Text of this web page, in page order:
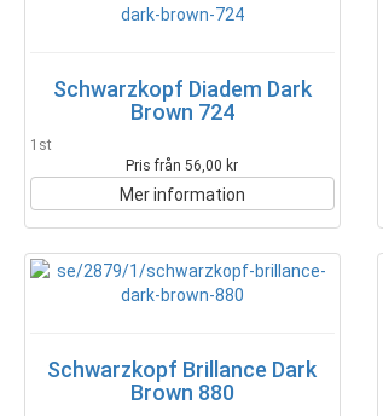
Schwarzkopf Diadem Dark
Brown 724
1st
Pris från 56,00 kr
Mer information
Schwarzkopf Brillance Dark
Brown 880